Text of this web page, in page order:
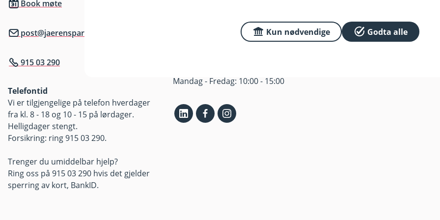
Book møte
post@jaerensparebank.no
915 03 290
Telefontid
Vi er tilgjengelige på telefon hverdager
fra kl. 8 - 18 og 10 - 15 på lørdager.
Helligdager stengt.
Forsikring: ring 915 03 290.
Trenger du umiddelbar hjelp?
Ring oss på 915 03 290 hvis det gjelder
sperring av kort, BankID.
Mandag - Fredag: 10:00 - 15:00
Om oss
Kun nødvendige Godta alle